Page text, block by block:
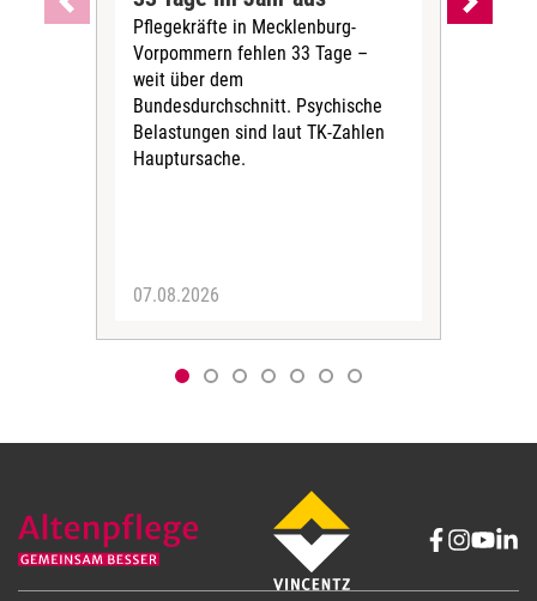
Pflegekräfte in Mecklenburg-
Vorpommern fehlen 33 Tage –
weit über dem
Bundesdurchschnitt. Psychische
Belastungen sind laut TK-Zahlen
Hauptursache.
07.08.2026